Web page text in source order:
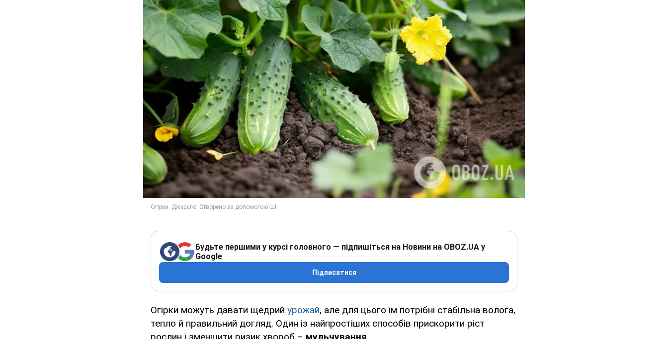
Будьте першими у курсі головного — підпишіться на Новини на OBOZ.UA у
Google
Підписатися
Огірки можуть давати щедрий урожай, але для цього їм потрібні стабільна волога,
тепло й правильний догляд. Один із найпростіших способів прискорити ріст